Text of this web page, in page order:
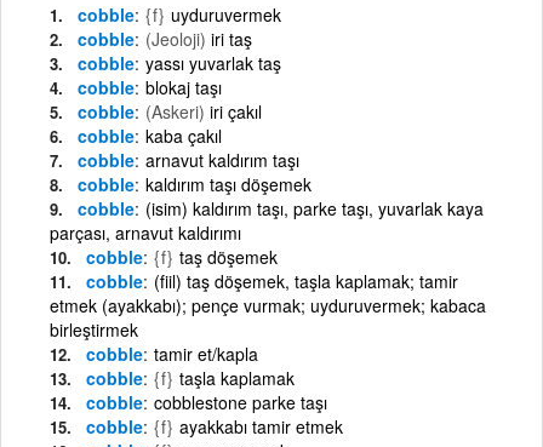
cobble {f} uyduruvermek
cobble (Jeoloji) iri taş
cobble yassı yuvarlak taş
cobble blokaj taşı
cobble (Askeri) iri çakıl
cobble kaba çakıl
cobble arnavut kaldırım taşı
cobble kaldırım taşı döşemek
cobble (isim) kaldırım taşı, parke taşı, yuvarlak kaya
parçası, arnavut kaldırımı
cobble {f} taş döşemek
cobble (fiil) taş döşemek, taşla kaplamak; tamir
etmek (ayakkabı); pençe vurmak; uyduruvermek; kabaca
birleştirmek
cobble tamir et/kapla
cobble {f} taşla kaplamak
cobble cobblestone parke taşı
cobble {f} ayakkabı tamir etmek